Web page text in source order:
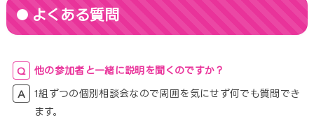
よくある質問
他の参加者と一緒に説明を聞くのですか？
1組ずつの個別相談会なので周囲を気にせず何でも質問でき
ます。